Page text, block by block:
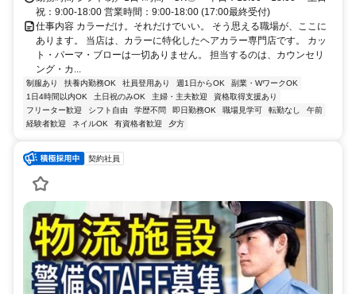
祝：9:00-18:00 営業時間：9:00-18:00 (17:00最終受付)
仕事内容 カラーだけ。それだけでいい。 そう思える職場が、ここに
あります。 当店は、カラーに特化したヘアカラー専門店です。 カッ
ト・パーマ・ブローは一切ありません。 担当するのは、カウンセリ
ング・カ...
制服あり 扶養内勤務OK 社員登用あり 週1日からOK
副業・WワークOK
1日4時間以内OK
土日祝のみOK 主婦・主夫歓迎
資格取得支援あり
フリーター歓迎
シフト自由 学歴不問 即日勤務OK 職場見学可 転勤なし
午前
経験者歓迎
ネイルOK 有資格者歓迎 夕方
契約社員